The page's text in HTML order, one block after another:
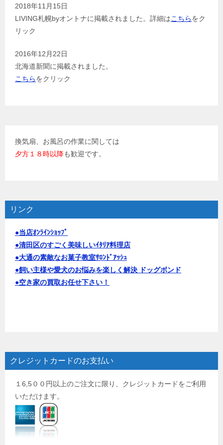
2018年11月15日
LIVING札幌byオントナに掲載されました。詳細はこちらをク
リック
2016年12月22日
北海道新聞に掲載されました。
こちらをクリック
換気扇、お風呂の作業に関しては
夕方１８時以降も歓迎です。
リンク
●当店ｵﾝﾗｲﾝｼｮｯﾌﾟ
●清田区のすごく美味しいｲﾀﾘｱ料理店
●大通の素敵なお菓子教室ｻﾛﾝﾄﾞｱｯｼｭ
●飼い主様や愛犬のお悩みを楽しく解決 ドッグボンド
●空き家の買取お任せ下さい！
クレジットカードのお支払い
１6,5００円以上のご注文に限り、クレジットカードをご利用
いただけます。